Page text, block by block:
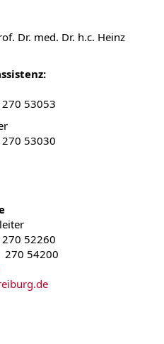
Dr. med. Dr. h.c. Heinz
53053
53030
52260
270 54200